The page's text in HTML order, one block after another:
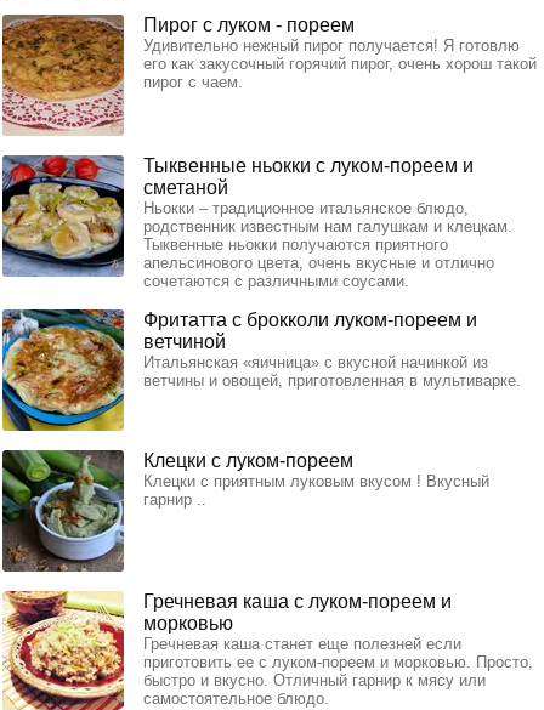
Пирог с луком - пореем
Удивительно нежный пирог получается! Я готовлю
его как закусочный горячий пирог, очень хорош такой
пирог с чаем.
Тыквенные ньокки с луком-пореем и
сметаной
Ньокки – традиционное итальянское блюдо,
родственник известным нам галушкам и клецкам.
Тыквенные ньокки получаются приятного
апельсинового цвета, очень вкусные и отлично
сочетаются с различными соусами.
Фритатта с брокколи луком-пореем и
ветчиной
Итальянская «яичница» с вкусной начинкой из
ветчины и овощей, приготовленная в мультиварке.
Клецки с луком-пореем
Клецки с приятным луковым вкусом ! Вкусный
гарнир ..
Гречневая каша с луком-пореем и
морковью
Гречневая каша станет еще полезней если
приготовить ее с луком-пореем и морковью. Просто,
быстро и вкусно. Отличный гарнир к мясу или
самостоятельное блюдо.